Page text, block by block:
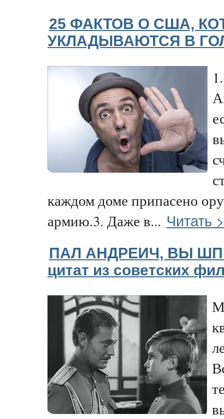
25 ФАКТОВ О США,
УКЛАДЫВАЮТСЯ В
каждом доме припасено
армию.3. Даже в... Читать
ПАЛ АНДРЕИЧ, ВЫ
цитат из советских